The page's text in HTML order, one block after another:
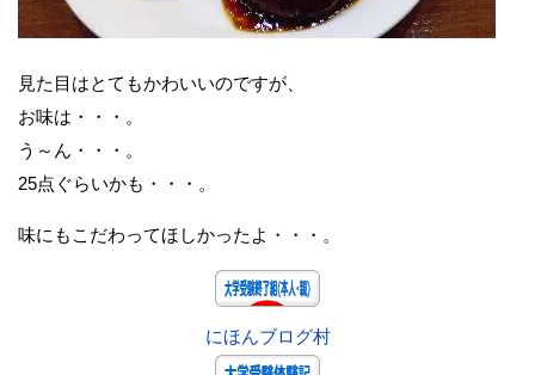
見た目はとてもかわいいのですが、
お味は・・・。
う～ん・・・。
25点ぐらいかも・・・。
味にもこだわってほしかったよ・・・。
にほんブログ村